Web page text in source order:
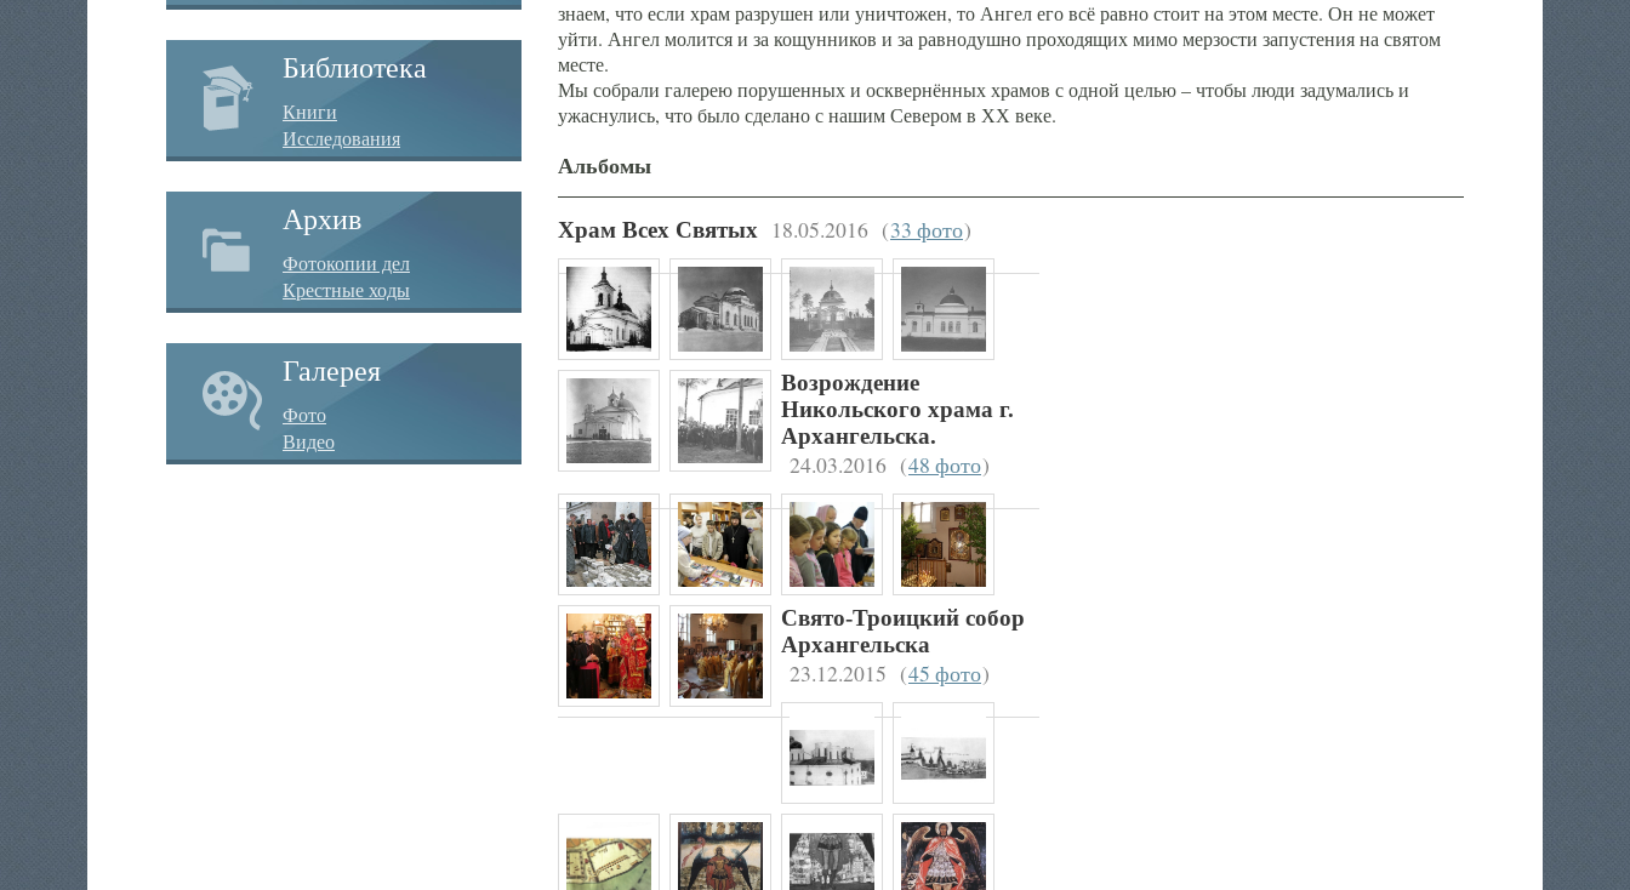
Библиотека
Книги
Исследования
Архив
Фотокопии дел
Крестные ходы
Галерея
Фото
Видео
знаем, что если храм разрушен или уничтожен, то Ангел его всё равно стоит на этом месте. Он не может
уйти. Ангел молится и за кощунников и за равнодушно проходящих мимо мерзости запустения на святом
месте.
Мы собрали галерею порушенных и осквернённых храмов с одной целью – чтобы люди задумались и
ужаснулись, что было сделано с нашим Севером в ХХ веке.
Альбомы
Храм Всех Святых 18.05.2016 (33 фото)
Возрождение
Никольского храма г.
Архангельска.
24.03.2016 (48 фото)
Свято-Троицкий собор
Архангельска
23.12.2015 (45 фото)